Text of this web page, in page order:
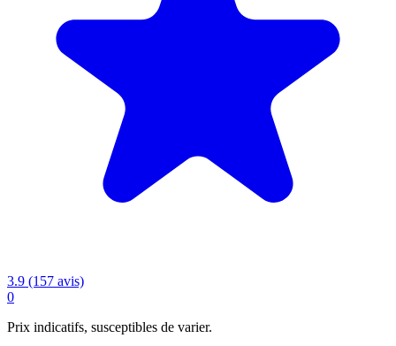
3.9 (157 avis)
0
Prix indicatifs, susceptibles de varier.